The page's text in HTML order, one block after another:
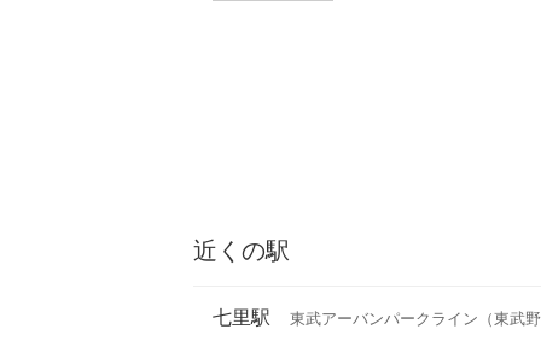
近くの駅
七里駅 東武アーバンパークライン（東武